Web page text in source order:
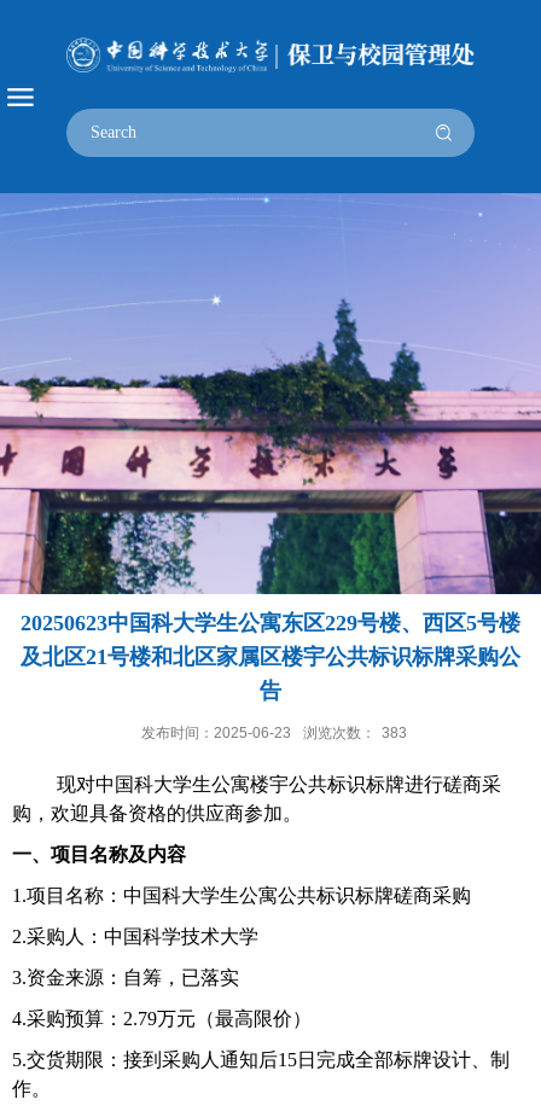
20250623中国科大学生公寓东区229号楼、西区5号楼
及北区21号楼和北区家属区楼宇公共标识标牌采购公
告
发布时间：2025-06-23 浏览次数： 383
现对中国科大学生公寓楼宇公共标识标牌进行磋商采
购，欢迎具备资格的供应商参加。
一、项目名称及内容
1 .项目名称：中国科大学生公寓公共标识标牌磋商采购
2.采购人：中国科学技术大学
3.资金来源：自筹，已落实
4.采购预算： 2.79万元（最高限价）
5.交货期限：接到采购人通知后15日完成全部标牌设计、制
作。